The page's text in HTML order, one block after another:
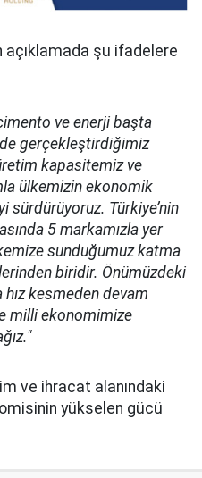
açıklamada şu ifadelere
ve enerji başta
gerçekleştirdiğimiz
kapasitemiz ve
ülkemizin ekonomik
sürdürüyoruz. Türkiye’nin
5 markamızla yer
sunduğumuz katma
biridir. Önümüzdeki
hız kesmeden devam
milli ekonomimize
ve ihracat alanındaki
yükselen gücü